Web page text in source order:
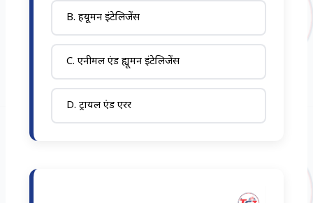
B. हयूमन इंटेलिजेंस
C. एनीमल एंड ह्यूमन इंटेलिजेंस
D. ट्रायल एंड एरर